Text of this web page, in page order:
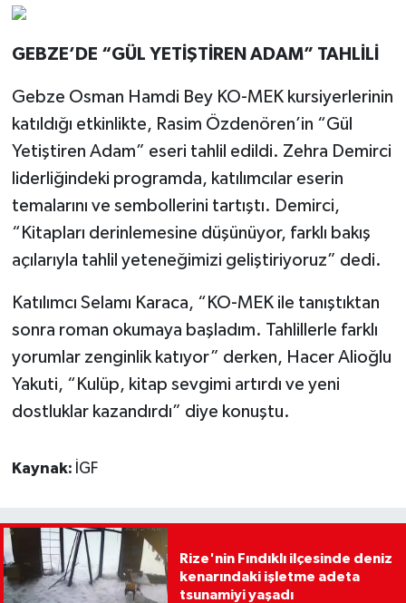
GEBZE’DE “GÜL YETİŞTİREN ADAM” TAHLİLİ
Gebze Osman Hamdi Bey KO-MEK kursiyerlerinin
katıldığı etkinlikte, Rasim Özdenören’in “Gül
Yetiştiren Adam” eseri tahlil edildi. Zehra Demirci
liderliğindeki programda, katılımcılar eserin
temalarını ve sembollerini tartıştı. Demirci,
“Kitapları derinlemesine düşünüyor, farklı bakış
açılarıyla tahlil yeteneğimizi geliştiriyoruz” dedi.
Katılımcı Selamı Karaca, “KO-MEK ile tanıştıktan
sonra roman okumaya başladım. Tahlillerle farklı
yorumlar zenginlik katıyor” derken, Hacer Alioğlu
Yakuti, “Kulüp, kitap sevgimi artırdı ve yeni
dostluklar kazandırdı” diye konuştu.
Kaynak: İGF
Rize'nin Fındıklı ilçesinde deniz
kenarındaki işletme adeta
tsunamiyi yaşadı